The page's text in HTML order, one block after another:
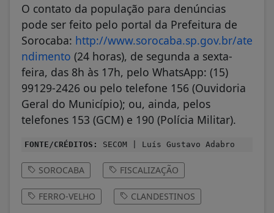
O contato da população para denúncias
pode ser feito pelo portal da Prefeitura de
Sorocaba: http://www.sorocaba.sp.gov.br/ate
ndimento (24 horas), de segunda a sexta-
feira, das 8h às 17h, pelo WhatsApp: (15)
99129-2426 ou pelo telefone 156 (Ouvidoria
Geral do Município); ou, ainda, pelos
telefones 153 (GCM) e 190 (Polícia Militar).
FONTE/CRÉDITOS: SECOM | Luís Gustavo Adabro
SOROCABA FISCALIZAÇÃO
FERRO-VELHO CLANDESTINOS